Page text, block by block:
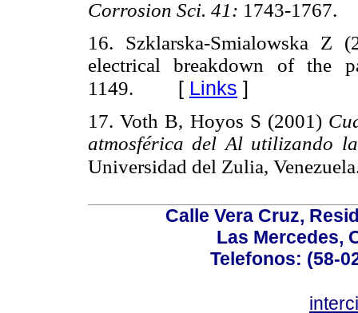
Corrosion Sci. 41: 1743-1767.
16. Szklarska-Smialowska Z
electrical breakdown of the
1149. [ Links ]
17. Voth B, Hoyos S (2001)
atmosférica del Al utilizando
Universidad del Zulia,
Calle Vera Cruz,
Las Mercedes,
Telefonos: (58-